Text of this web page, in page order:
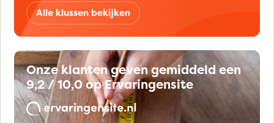
Alle klussen bekijken
Onze klanten geven gemiddeld een
9,2 / 10,0 op Ervaringensite